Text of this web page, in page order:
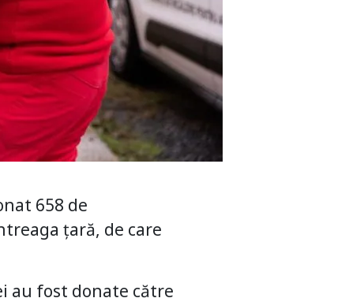
658 de
țară, de care
au fost donate către